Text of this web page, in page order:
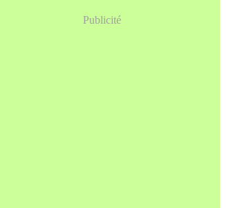
Publicité